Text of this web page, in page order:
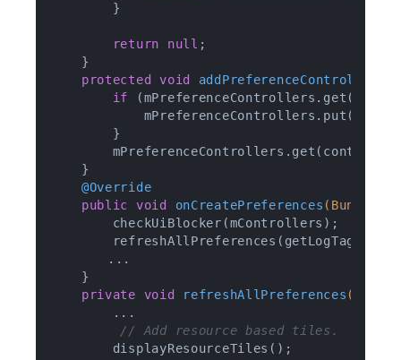
        }
return null ;
    }
protected
void addPreferenceController
if
        }
    }
@Override
public
void onCreatePreferences (Bundle
        checkUiBlocker(mControllers);
        refreshAllPreferences(getLogTag());
    }
private
void refreshAllPreferences (
        ...
// Add resource based tiles.
        displayResourceTiles();